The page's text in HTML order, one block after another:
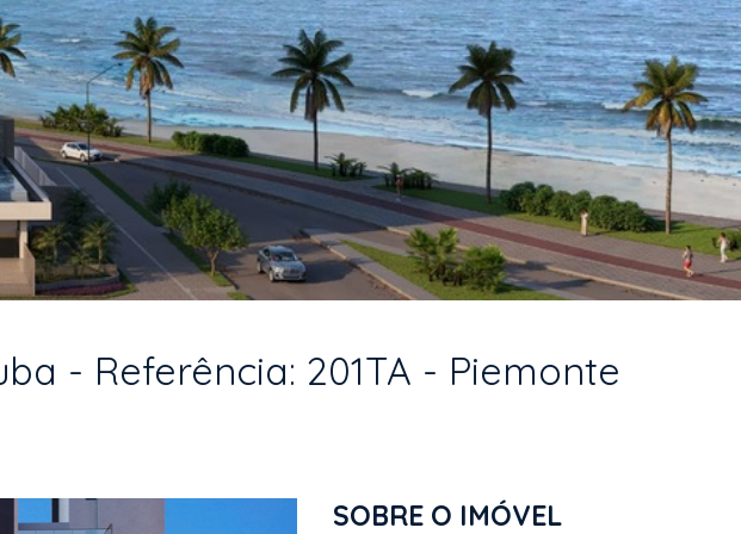
- Referência: 201TA - Piemonte
SOBRE O IMÓVEL